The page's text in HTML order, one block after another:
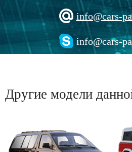
info@cars-
info@cars-
Другие модели